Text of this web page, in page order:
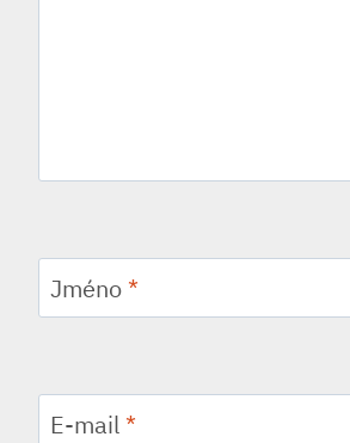
Jméno *
E-mail *